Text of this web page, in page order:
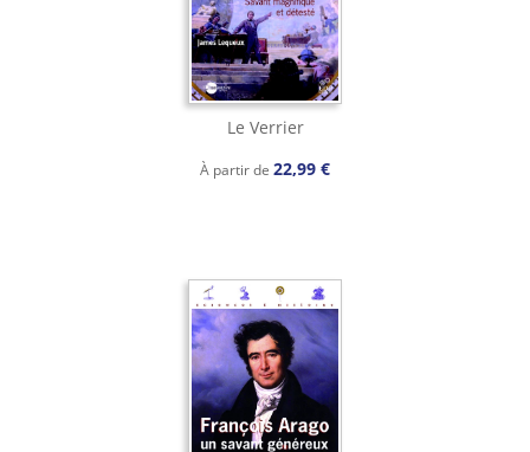
Le Verrier
À partir de 22,99 €